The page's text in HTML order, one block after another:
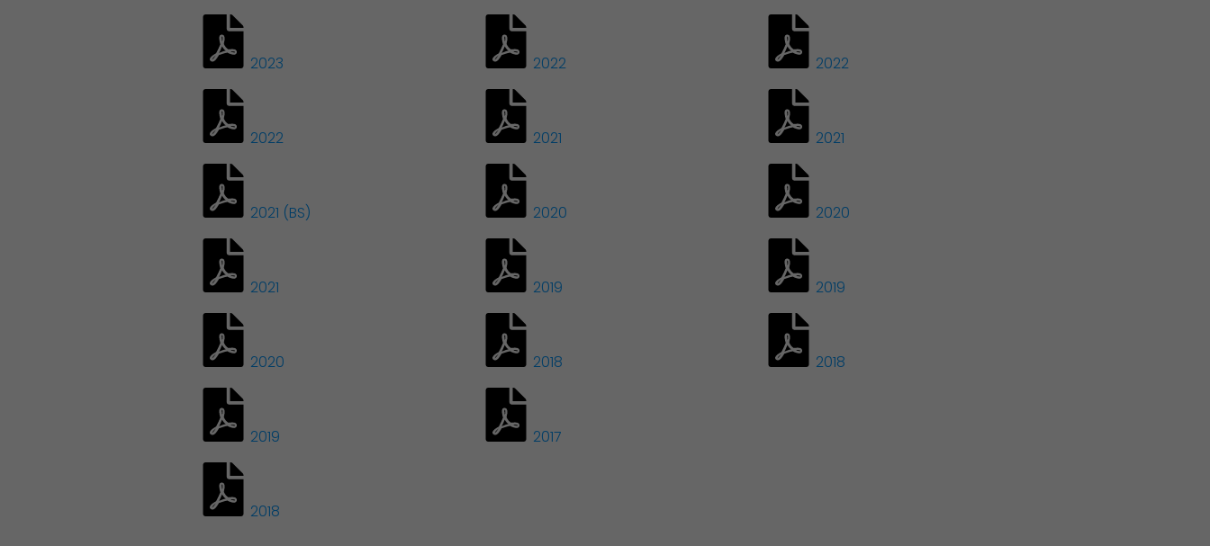
Démocratie locale
2023
2022
2021 (BS)
2021
2020
2019
2018
2022
2021
2020
2019
2018
2017
2022
2021
2020
2019
2018